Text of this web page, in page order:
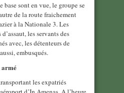
base sont en vue, le groupe se
de la route fraichement
à la Nationale 3. Les
les servants des
avec, les détenteurs de
embusqués.
armé
les expatriés